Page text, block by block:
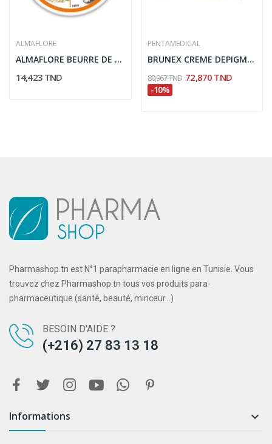
ALMAFLORE
ALMAFLORE BEURRE DE KARITE YLANG YLANG ET...
14,423 TND
PENTAMEDICAL
BRUNEX CREME DEPIGMENTANTE 30ML
80,967 TND 72,870 TND
-10%
Pharmashop.tn est N°1 parapharmacie en ligne en Tunisie. Vous
trouvez chez Pharmashop.tn tous vos produits para-
pharmaceutique (santé, beauté, minceur...)
BESOIN D'AIDE ?
(+216) 27 83 13 18
Informations 